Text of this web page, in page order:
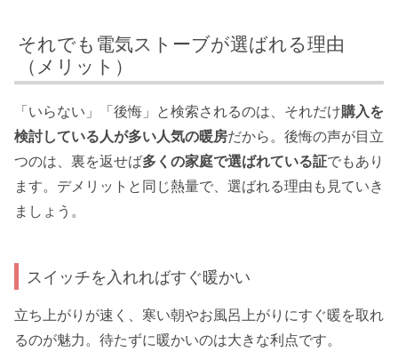
それでも電気ストーブが選ばれる理由
（メリット）
「いらない」「後悔」と検索されるのは、それだけ購入を
検討している人が多い人気の暖房だから。後悔の声が目立
つのは、裏を返せば多くの家庭で選ばれている証でもあり
ます。デメリットと同じ熱量で、選ばれる理由も見ていき
ましょう。
スイッチを入れればすぐ暖かい
立ち上がりが速く、寒い朝やお風呂上がりにすぐ暖を取れ
るのが魅力。待たずに暖かいのは大きな利点です。